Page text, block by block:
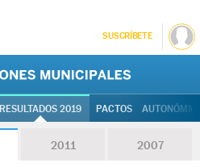
SUSCRÍBETE
RESULTADOS 2019 PACTOS
2011 2007